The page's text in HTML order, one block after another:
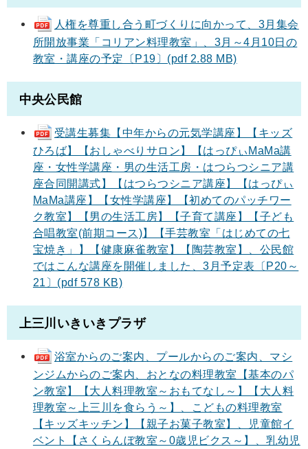
人権を尊重し合う町づくりに向かって、3月集会
所開放事業「コリアン料理教室」、3月～4月10日の
教室・講座の予定〔P19〕(pdf 2.88 MB)
中央公民館
受講生募集【中年からの元気学講座】【キッズ
ひろば】【おしゃべりサロン】【はっぴぃMaMa講
座・女性学講座・男の生活工房・はつらつシニア講
座合同開講式】【はつらつシニア講座】【はっぴぃ
MaMa講座】【女性学講座】【初めてのパッチワー
ク教室】【男の生活工房】【子育て講座】【子ども
合唱教室(前期コース)】【手芸教室「はじめての七
宝焼き」】【健康麻雀教室】【陶芸教室】、公民館
ではこんな講座を開催しました、3月予定表〔P20～
21〕(pdf 578 KB)
上三川いきいきプラザ
浴室からのご案内、プールからのご案内、マシ
ンジムからのご案内、おとなの料理教室【基本のパ
ン教室】【大人料理教室～おもてなし～】【大人料
理教室～上三川を食らう～】、こどもの料理教室
【キッズキッチン】【親子お菓子教室】、児童館イ
ベント【さくらんぼ教室～0歳児ビクス～】、乳幼児